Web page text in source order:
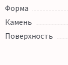
Форма
Камень
Поверхность